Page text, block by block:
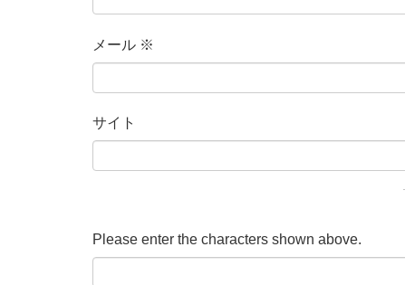
メール ※
サイト
Please enter the characters shown above.